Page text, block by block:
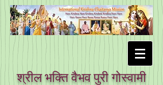
श्रील भक्ति वैभव पुरी गोस्वामी